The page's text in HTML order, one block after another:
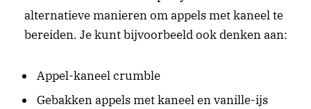
alternatieve manieren om appels met kaneel te
bereiden. Je kunt bijvoorbeeld ook denken aan:
Appel-kaneel crumble
Gebakken appels met kaneel en vanille-ijs